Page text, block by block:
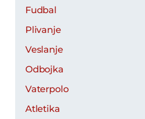
Fudbal
Plivanje
Veslanje
Odbojka
Vaterpolo
Atletika